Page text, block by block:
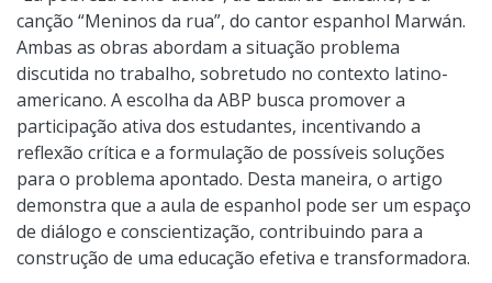
canção “Meninos da rua”, do cantor espanhol Marwán.
Ambas as obras abordam a situação problema
discutida no trabalho, sobretudo no contexto latino-
americano. A escolha da ABP busca promover a
participação ativa dos estudantes, incentivando a
reflexão crítica e a formulação de possíveis soluções
para o problema apontado. Desta maneira, o artigo
demonstra que a aula de espanhol pode ser um espaço
de diálogo e conscientização, contribuindo para a
construção de uma educação efetiva e transformadora.